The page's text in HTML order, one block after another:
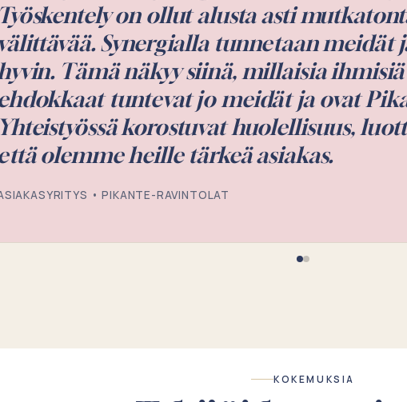
ASIAKASYRITYS • HOTELLI- JA RAVINTOLA-ALA
Tekijöiden
Voin aina luottaa, että minulle vastataan